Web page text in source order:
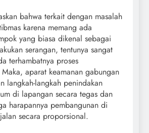
bahwa terkait dengan masalah
karena memang ada
yang biasa dikenal sebagai
serangan, tentunya sangat
terhambatnya proses
aparat keamanan gabungan
langkah-langkah penindakan
di lapangan secara tegas dan
harapannya pembangunan di
secara proporsional.